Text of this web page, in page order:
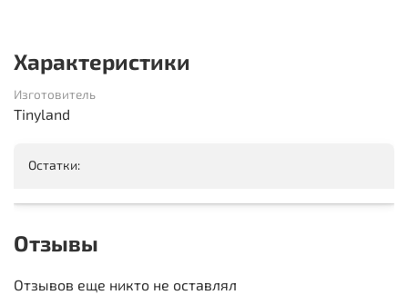
Характеристики
Изготовитель
Tinyland
Остатки:
Отзывы
Отзывов еще никто не оставлял